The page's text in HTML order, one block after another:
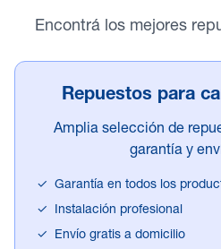
Encontrá los mejores
Repuestos para
Amplia selección de
garantía y
✓
Garantía en todos los
✓
Instalación profesional
✓
Envío gratis a domicilio